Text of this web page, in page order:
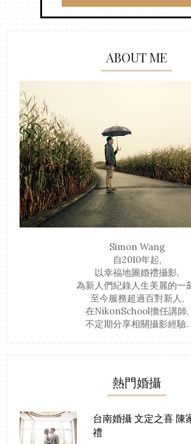
ABOUT ME
Simon Wang
自2010年起,
以幸福地圖婚禮攝影,
為新人們紀錄人生美麗的一
至今服務超過百對新人,
在NikonSchool擔任講師,
不定期分享相關攝影經驗.
熱門婚攝
台南婚攝 文定之喜 陳
禮